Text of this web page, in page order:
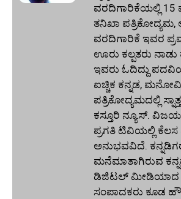
ವರದಿಗಾರಿಕೆಯಲ್ಲಿ 15
ತನಿಖಾ ಪತ್ರಿಕೋದ್ಯಮ,
ವರದಿಗಾರಿಕೆ ಇವರ
ಊರು ಕಲ್ಪತರು
ಇವರು ಓದಿದ್ದು
ಐಚ್ಚಿಕ ಕನ್ನಡ,
ಪತ್ರಿಕೋದ್ಯಮದಲ್ಲಿ
ಕಸ್ತೂರಿ ನ್ಯೂಸ್‌.
ಪ್ರಗತಿ ಟಿವಿಯಲ್ಲಿ
ಅನುಭವವಿದೆ.
ಮನೆಮಾತಾಗಿರುವ
ಡಿಜಿಟಲ್‌ ಮೀಡಿಯಾದ
ಸಂಪಾದಕರು ಕೂಡ